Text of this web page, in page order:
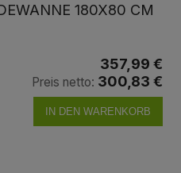
180X80 CM
357,99 €
Preis netto: 300,83 €
IN DEN WARENKORB